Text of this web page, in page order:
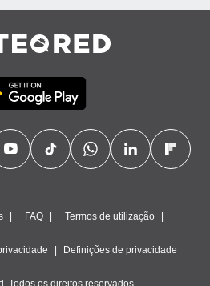
FAQ Termos de utilização
Definições de privacidade
Todos os direitos reservados